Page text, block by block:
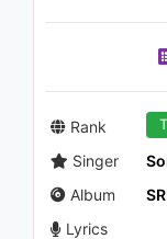
Rank
Singer
Album
Lyrics